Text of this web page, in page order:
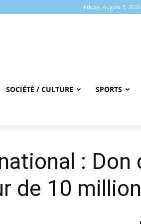
Friday, August 7, 2026
SOCIÉTÉ / CULTURE SPORTS
: Don
de 10